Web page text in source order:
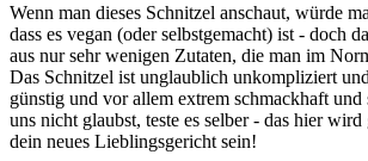
Wenn man dieses Schnitzel anschaut, würde
dass es vegan (oder selbstgemacht) ist - doch
aus nur sehr wenigen Zutaten, die man im
Das Schnitzel ist unglaublich unkompliziert
günstig und vor allem extrem schmackhaft und
uns nicht glaubst, teste es selber - das hier
dein neues Lieblingsgericht sein!